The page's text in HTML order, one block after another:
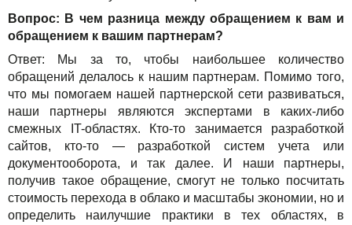
Вопрос: В чем разница между обращением к вам и
обращением к вашим партнерам?
Ответ: Мы за то, чтобы наибольшее количество
обращений делалось к нашим партнерам. Помимо того,
что мы помогаем нашей партнерской сети развиваться,
наши партнеры являются экспертами в каких-либо
смежных IT-областях. Кто-то занимается разработкой
сайтов, кто-то — разработкой систем учета или
документооборота, и так далее. И наши партнеры,
получив такое обращение, смогут не только посчитать
стоимость перехода в облако и масштабы экономии, но и
определить наилучшие практики в тех областях, в